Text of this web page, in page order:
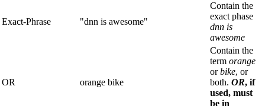
Exact-Phrase "dnn is awesome"
Contain the
exact phase
dnn is
awesome
OR orange bike
Contain the
term orange
orbike, or
both. OR, if
used, must
be in